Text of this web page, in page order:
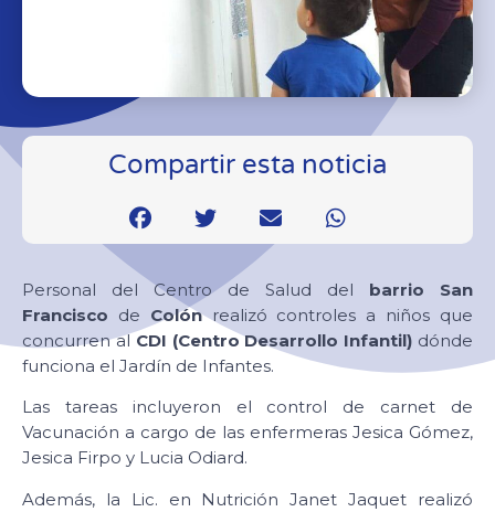
Compartir esta noticia
Personal del Centro de Salud del barrio San
Francisco de Colónrealizó controles a niños que
concurren al CDI (Centro Desarrollo Infantil) dónde
funciona el Jardín de Infantes.
Las tareas incluyeron el control de carnet de
Vacunación a cargo de las enfermeras Jesica Gómez,
Jesica Firpo y Lucia Odiard.
Además, la Lic. en Nutrición Janet Jaquet realizó